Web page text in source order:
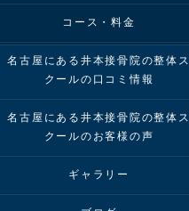
コース・料金
名古屋にある井本接骨院の整体ス
クールの口コミ情報
名古屋にある井本接骨院の整体ス
クールのお客様の声
ギャラリー